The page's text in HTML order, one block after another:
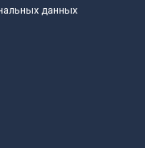
данных